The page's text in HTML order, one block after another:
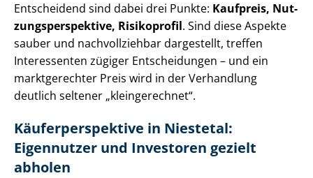
Entscheidend sind dabei drei Punkte: Kaufpreis, Nut­
zungs­per­spek­ti­ve, Risikoprofil. Sind diese Aspekte
sauber und nachvollziehbar dargestellt, treffen
Interessenten zügiger Entscheidungen – und ein
marktgerechter Preis wird in der Verhandlung
deutlich seltener „kleingerechnet“.
Käu­fer­per­spek­ti­ve in Niestetal:
Eigennutzer und Investoren gezielt
abholen